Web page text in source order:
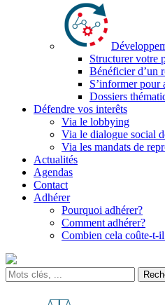
Structurer votre
Bénéficier d’un
S’informer pour
Dossiers
Défendre vos interêts
Via le lobbying
Via le dialogue social
Via les mandats de
Actualités
Agendas
Contact
Adhérer
Pourquoi adhérer?
Comment adhérer?
Combien cela coûte-t-